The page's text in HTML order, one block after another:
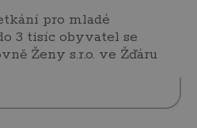
pro mladé
3 tisíc obyvatel se
Ženy s.r.o. ve Žďáru